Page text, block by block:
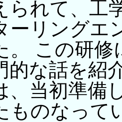
られて、工
ーリングエ
。 この研
的な話を紹
、当初準備
ものなって